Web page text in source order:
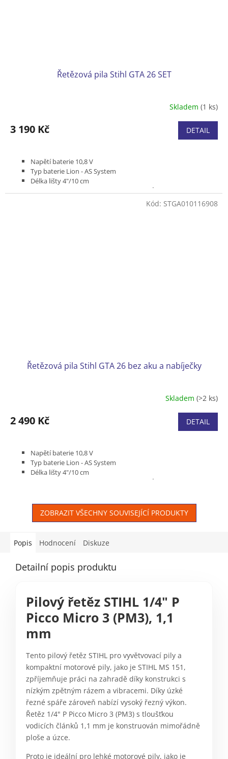
Řetězová pila Stihl GTA 26 SET
produktu
hvězdiček.
Skladem(1 ks)
3 190 Kč DETAIL
Napětí baterie 10,8 V
Typ baterie Lion - AS System
Délka lišty 4"/10 cm
Typ řetězu 1/4" P 1,1 mm PM3 / 28 článků
Hmotnost (bez baterie, s řeznou soupravou) 1,2 kg
Řetězová pila Stihl GTA 26 bez aku a nabíječky
Skladem (>2 ks)
2 490 Kč DETAIL
Napětí baterie 10,8 V
Typ baterie Lion - AS System
Délka lišty 4"/10 cm
Typ řetězu 1/4" P 1,1 mm PM3 / 28 článků
Kód: STGA010116908
ZOBRAZIT VŠECHNY SOUVISEJÍCÍ PRODUKTY
Popis Hodnocení Diskuze
Detailní popis produktu
Pilový řetěz STIHL 1/4" P
Picco Micro 3 (PM3), 1,1
mm
Tento pilový řetěz STIHL pro vyvětvovací pily a
kompaktní motorové pily, jako je STIHL MS 151,
zpříjemňuje práci na zahradě díky konstrukci s
nízkým zpětným rázem a vibracemi. Díky úzké
řezné spáře zároveň nabízí vysoký řezný výkon.
Řetěz 1/4" P Picco Micro 3 (PM3) s tloušťkou
vodicích článků 1,1 mm je konstruován mimořádně
ploše a úzce.
Proto je ideální pro lehké motorové pily, jako je